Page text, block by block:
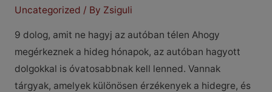
Uncategorized / By Zsiguli
9 dolog, amit ne hagyj az autóban télen Ahogy
megérkeznek a hideg hónapok, az autóban hagyott
dolgokkal is óvatosabbnak kell lenned. Vannak
tárgyak, amelyek különösen érzékenyek a hidegre, és